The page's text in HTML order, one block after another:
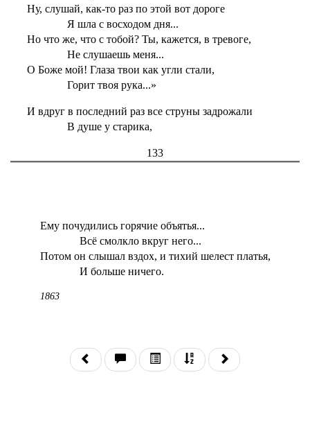
Ну, слушай, как-то раз по этой вот дороге
Я шла с восходом дня...
Но что же, что с тобой? Ты, кажется, в тревоге,
Не слушаешь меня...
О Боже мой! Глаза твои как угли стали,
Горит твоя рука...»
И вдруг в последний раз все струны задрожали
В душе у старика,
133
Ему почудились горячие объятья...
Всё смолкло вкруг него...
Потом он слышал вздох, и тихий шелест платья,
И больше ничего.
1863